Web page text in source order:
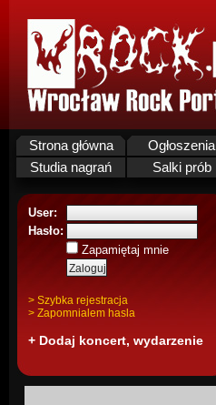
Strona główna Ogłoszenia
Studia nagrań
Salki prób
User:
Hasło:
Zapamiętaj mnie
> Szybka rejestracja
> Zapomnialem hasla
+ Dodaj koncert, wydarzenie